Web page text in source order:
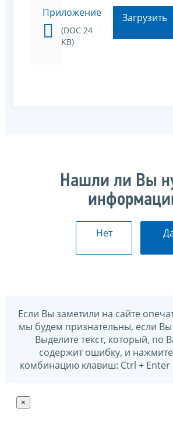
Приложение
(DOC 24
KB)
Загрузить
Нашли ли Вы
Нет
Если Вы заметили на сайте
мы будем признательны, если
Выделите текст, который,
содержит ошибку, и
комбинацию клавиш: Ctrl +
×